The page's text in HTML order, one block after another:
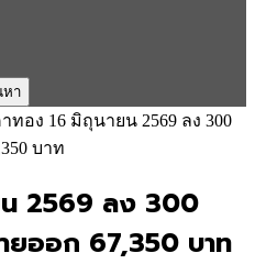
ทอง 16 มิถุนายน 2569 ลง 300
บาท
น 2569 ลง 300
ออก 67,350 บาท